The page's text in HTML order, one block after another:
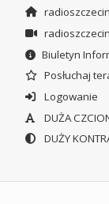
Biuletyn
Posłuchaj
Logowanie
DUŻA
DUŻY